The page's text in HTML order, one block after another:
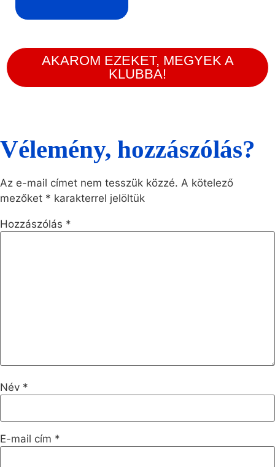
AKAROM EZEKET, MEGYEK A
KLUBBA!
Vélemény, hozzászólás?
Az e-mail címet nem tesszük közzé. A kötelező
mezőket * karakterrel jelöltük
Hozzászólás *
Név *
E-mail cím *